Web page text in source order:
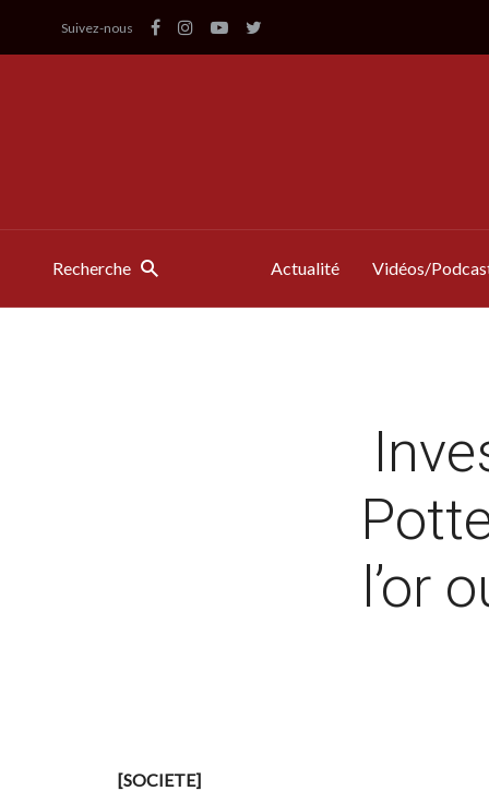
Suivez-nous
Recherche Actualité Vidéos/
l’or
[SOCIETE]